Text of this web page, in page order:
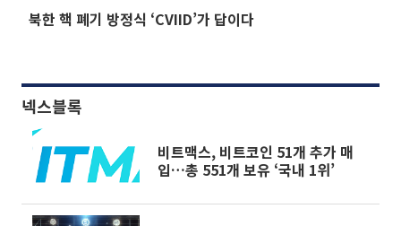
북한 핵 폐기 방정식 ‘CVIID’가 답이다
넥스블록
비트맥스, 비트코인 51개 추가 매
입…총 551개 보유 ‘국내 1위’